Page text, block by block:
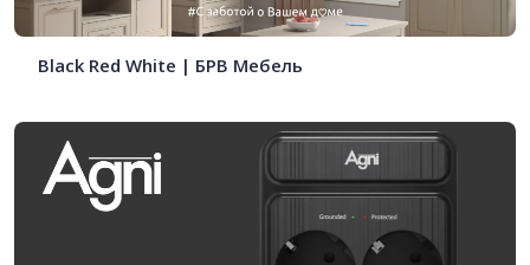
Black Red White | БРВ Мебель